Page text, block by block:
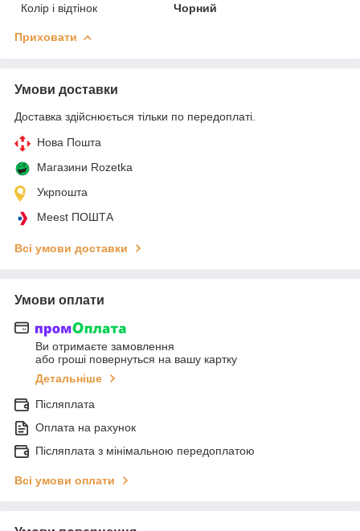
Колір і відтінок
Чорний
Приховати
Умови доставки
Доставка здійснюється тільки по передоплаті.
Нова Пошта
Магазини Rozetka
Укрпошта
Meest ПОШТА
Всі умови доставки
Умови оплати
Ви отримаєте замовлення
або гроші повернуться на вашу картку
Детальніше
Післяплата
Оплата на рахунок
Післяплата з мінімальною передоплатою
Всі умови оплати